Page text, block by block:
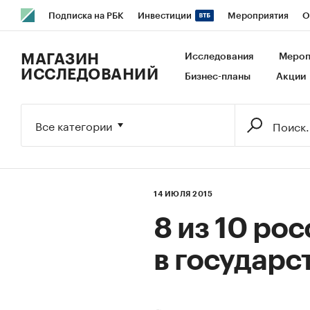
Подписка на РБК Инвестиции Мероприятия
Исследования Кредитные рейтинги Франшизы
МАГАЗИН
ИССЛЕДОВАНИЙ
Исследования
Бизнес-планы Акции
Все категории
14 ИЮЛЯ 2015
8 из 10
в